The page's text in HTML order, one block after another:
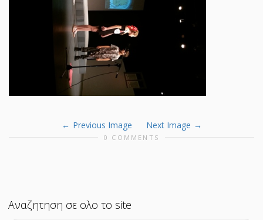
Previous Image Next Image
0 COMMENTS
Αναζητηση σε ολο το site